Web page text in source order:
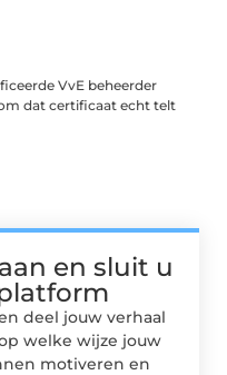
VvE beheerder
dat certificaat echt telt
en sluit u
deel jouw verhaal
welke wijze jouw
motiveren en